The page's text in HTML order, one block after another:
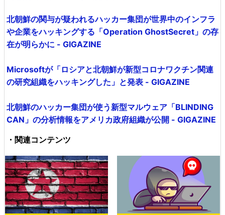
北朝鮮の関与が疑われるハッカー集団が世界中のインフラ
や企業をハッキングする「Operation GhostSecret」の存
在が明らかに - GIGAZINE
Microsoftが「ロシアと北朝鮮が新型コロナワクチン関連
の研究組織をハッキングした」と発表 - GIGAZINE
北朝鮮のハッカー集団が使う新型マルウェア「BLINDING
CAN」の分析情報をアメリカ政府組織が公開 - GIGAZINE
・関連コンテンツ